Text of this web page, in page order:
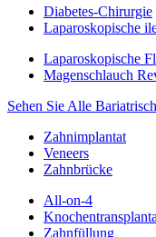
Diabetes-Chirurgie
Laparoskopische
Laparoskopische
Magenschlauch
Sehen Sie Alle
Zahnimplantat
Veneers
Zahnbrücke
All-on-4
Zahnfüllung